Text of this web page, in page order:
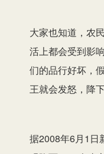
大家也知道，农
活上都会受到影
们的品行好坏，
王就会发怒，降
据2008年6月1日